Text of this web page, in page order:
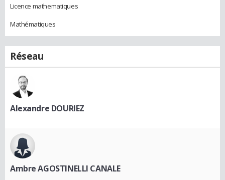
Licence mathematiques
Mathématiques
Réseau
Alexandre DOURIEZ
Ambre AGOSTINELLI CANALE